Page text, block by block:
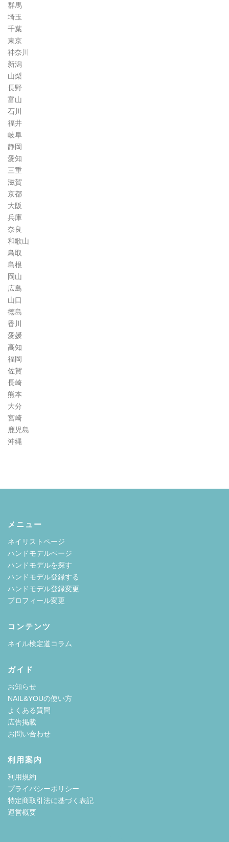
群馬
埼玉
千葉
東京
神奈川
新潟
山梨
長野
富山
石川
福井
岐阜
静岡
愛知
三重
滋賀
京都
大阪
兵庫
奈良
和歌山
鳥取
島根
岡山
広島
山口
徳島
香川
愛媛
高知
福岡
佐賀
長崎
熊本
大分
宮崎
鹿児島
沖縄
メニュー
ネイリストページ
ハンドモデルページ
ハンドモデルを探す
ハンドモデル登録する
ハンドモデル登録変更
プロフィール変更
コンテンツ
ネイル検定道コラム
ガイド
お知らせ
NAIL&YOUの使い方
よくある質問
広告掲載
お問い合わせ
利用案内
利用規約
プライバシーポリシー
特定商取引法に基づく表記
運営概要